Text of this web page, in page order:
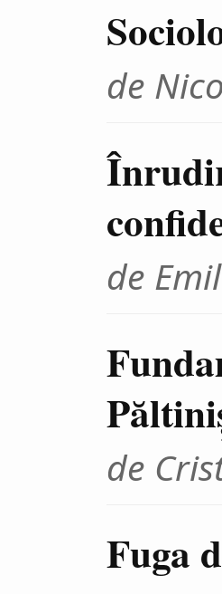
de
de
de
Fuga